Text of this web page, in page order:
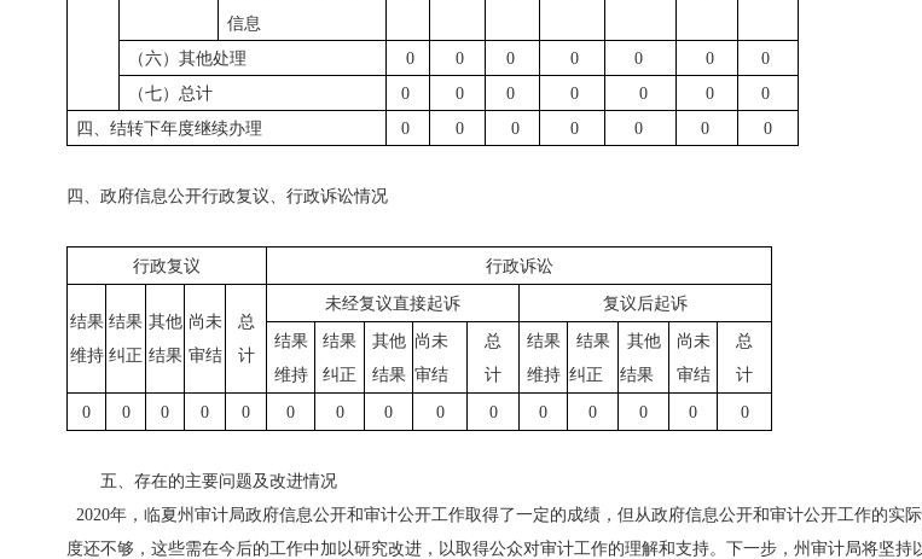
信息
（六）其他处理 0 0 0 0 0 0
0
（七） 总计 0 0 0 0 0 0
0
四、结转下年度继续办理
0 0 0 0 0 0 0
四、政府信息公开行政复议、行政诉讼情况
行政复议 行政诉讼
结果
维持
结果
纠正
其他
结果
尚未
审结
总
计
未经复议直接起诉 复议后起诉
结果
维持
结果
纠正
其他
结果
尚未
审结
总
计
结果
维持
结果
纠正
其他
结果
尚未
审结
总
计
0 0 0 0 0 0 0 0 0 0 0 0 0 0 0
五、存在的主要问题及改进情况
2020年，临夏州审计局政府信息公开和审计公开工作取得了一定的成绩，但从政府信息公开和审计公开工作的
度还不够，这些需在今后的工作中加以研究改进，以取得公众对审计工作的理解和支持。下一步，州审计局将坚